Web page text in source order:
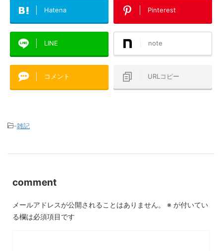
Hatena Pinterest
LINE note
コメント URLコピー
-雑記
comment
メールアドレスが公開されることはありません。 ※ が付いてい
る欄は必須項目です